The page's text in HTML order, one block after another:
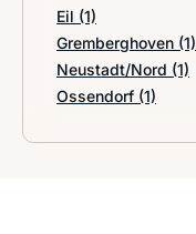
Eil (1)
Gremberghoven (1)
Neustadt/Nord (1)
Ossendorf (1)